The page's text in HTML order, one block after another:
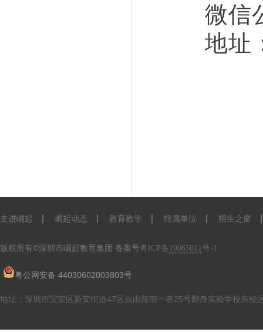
微信公
地址：
走进崛起 崛起动态 教育教学 辖属单位 招生之窗
版权所有©深圳市崛起教育集团 备案号粤ICP备 19065011 号-1
粤公网安备 44030602003803号
地址：深圳市宝安区新安街道47区自由路南一巷25号翻身实验学校东校